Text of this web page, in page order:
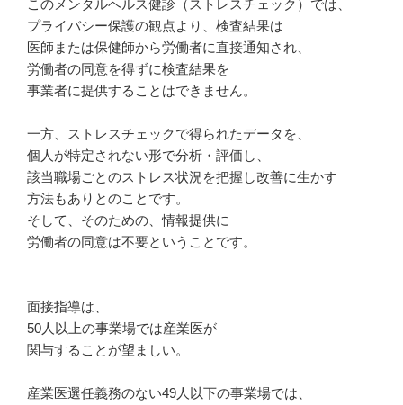
このメンタルヘルス健診（ストレスチェック）では、
プライバシー保護の観点より、検査結果は
医師または保健師から労働者に直接通知され、
労働者の同意を得ずに検査結果を
事業者に提供することはできません。
一方、ストレスチェックで得られたデータを、
個人が特定されない形で分析・評価し、
該当職場ごとのストレス状況を把握し改善に生かす
方法もありとのことです。
そして、そのための、情報提供に
労働者の同意は不要ということです。
面接指導は、
50人以上の事業場では産業医が
関与することが望ましい。
産業医選任義務のない49人以下の事業場では、